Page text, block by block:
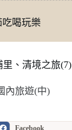
吃喝玩樂
、清境之旅(7)
內旅遊(中)
Facebook